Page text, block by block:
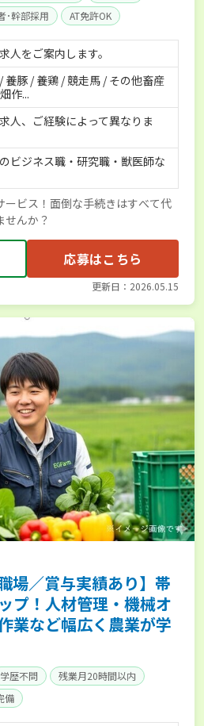
･幹部採用
AT免許OK
助あり
残業月20時間以内
日以上
経験者優遇
備 単身寮あり
世帯寮あり
人をご案内します。
養豚 / 養鶏 / 競走馬 / その他畜産
作...
人、ご経験によって異なりま
ビジネス職・研究職・獣医師な
ービス！面倒な手続きはすべて代
んか？
応募はこちら
更新日：2026.05.15
場／賞与実績あり】帯
プ！人材管理・機械オ
業など幅広く農業が学
学歴不問
残業月20時間以内
備